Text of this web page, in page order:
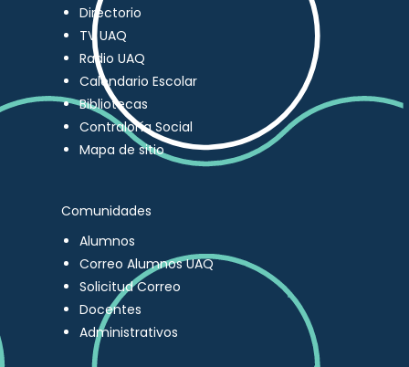
Directorio
TV UAQ
Radio UAQ
Calendario Escolar
Bibliotecas
Contraloría Social
Mapa de sitio
Comunidades
Alumnos
Correo Alumnos UAQ
Solicitud Correo
Docentes
Administrativos